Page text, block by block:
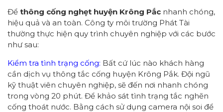
Để thông cống nghẹt huyện Krông Pắc nhanh chóng,
hiệu quả và an toàn. Công ty môi trường Phát Tài
thường thực hiện quy trình chuyên nghiệp với các bước
như sau:
Kiểm tra tình trạng cống: Bất cứ lúc nào khách hàng
cần dịch vụ thông tắc cống huyện Krông Pắk. Đội ngũ
kỹ thuật viên chuyên nghiệp, sẽ đến nơi nhanh chóng
trong vòng 20 phút. Để khảo sát tình trạng tắc nghẽn
cống thoát nước. Bằng cách sử dụng camera nội soi để